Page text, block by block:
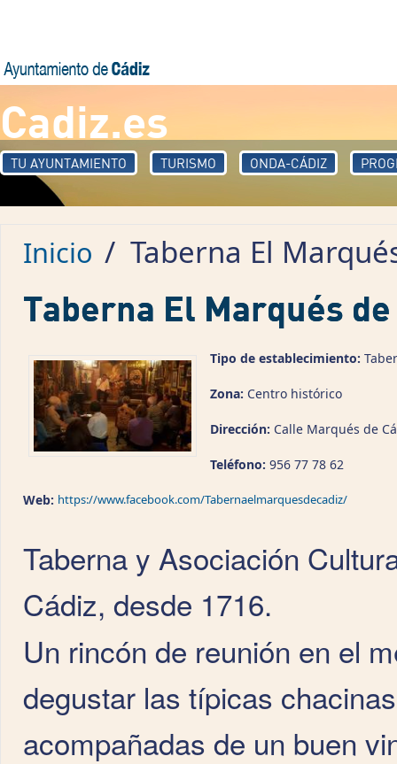
Cadiz.es
TU AYUNTAMIENTO TURISMO ONDA-CÁDIZ
Inicio / Taberna El
Taberna El Marqués de
Tipo de establecimiento:
Zona: Centro histórico
Dirección: Calle Marqués de
Teléfono: 956 77 78 62
Web: https://www.facebook.com/Tabernaelmarquesdecadiz/
Taberna y Asociación
Cádiz, desde 1716.
Un rincón de reunión en el
degustar las típicas
acompañadas de un buen